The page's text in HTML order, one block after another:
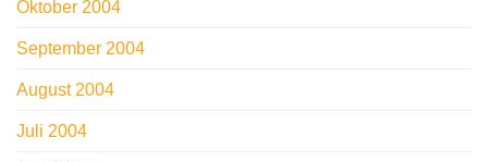
Oktober 2004
September 2004
August 2004
Juli 2004